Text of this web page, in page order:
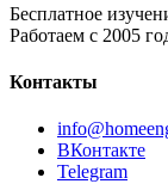
Бесплатное
Работаем с 2005
Контакты
ВКонтакте
Telegram